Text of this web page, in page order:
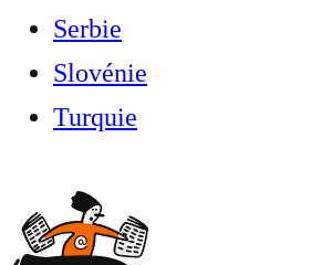
Serbie
Slovénie
Turquie